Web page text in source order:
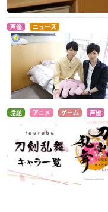
声優 ニュース
話題 アニメ ゲーム 声優